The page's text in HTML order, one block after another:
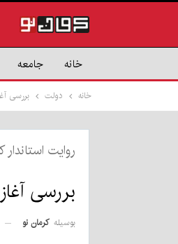
خانه جامعه
خانه دولت بررسی
روایت
بررسی
بوسیله کرمان نو